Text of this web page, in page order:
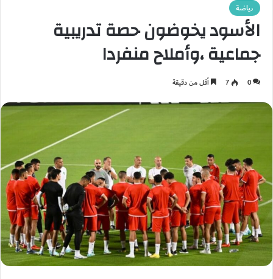
رياضة
الأسود يخوضون حصة تدريبية
جماعية ،وأملاح منفردا
0
7 أقل من دقيقة